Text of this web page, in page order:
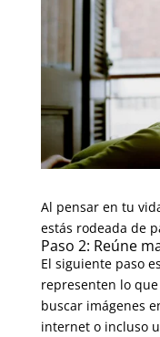
Al pensar en tu
estás rodeada de
Paso 2: Reúne
El siguiente paso
representen lo
buscar imágenes
internet o incluso